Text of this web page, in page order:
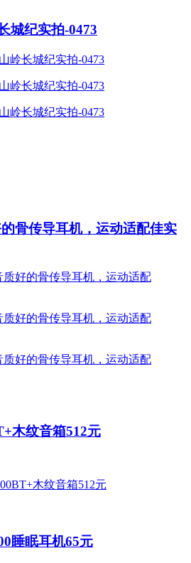
城纪实拍-0473
骨传导耳机，运动适配佳实
木纹音箱512元
睡眠耳机65元